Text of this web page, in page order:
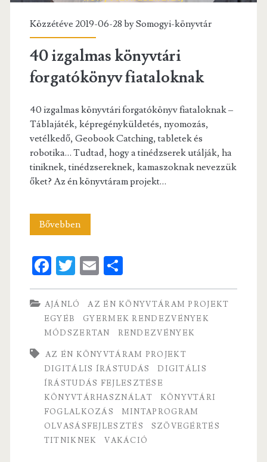
Közzétéve 2019-06-28 bySomogyi-könyvtár
40 izgalmas könyvtári
forgatókönyv fiataloknak
40 izgalmas könyvtári forgatókönyv fiataloknak –
Táblajáték, képregényküldetés, nyomozás,
vetélkedő, Geobook Catching, tabletek és
robotika… Tudtad, hogy a tinédzserek utálják, ha
tiniknek, tinédzsereknek, kamaszoknak nevezzük
őket? Az én könyvtáram projekt…
Bővebben40
könyvtári
forgatókönyv
fiataloknak
Fa
ce
b
o
o
k
T
w
itt
er
E
m
ai
l
S
ha
re
AJÁNLÓ
AZ ÉN KÖNYVTÁRAM PROJEKT
EGYÉB
GYERMEK RENDEZVÉNYEK
MÓDSZERTAN
RENDEZVÉNYEK
AZ ÉN KÖNYVTÁRAM PROJEKT
DIGITÁLIS ÍRÁSTUDÁS
DIGITÁLIS
ÍRÁSTUDÁS FEJLESZTÉSE
KÖNYVTÁRHASZNÁLAT
KÖNYVTÁRI
FOGLALKOZÁS
MINTAPROGRAM
OLVASÁSFEJLESZTÉS
SZÖVEGÉRTÉS
TITNIKNEK
VAKÁCIÓ